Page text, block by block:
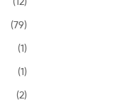
(79)
(1)
(1)
(2)